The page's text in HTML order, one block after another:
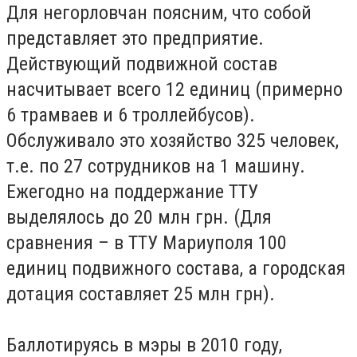
Для негорловчан поясним, что собой
представляет это предприятие.
Действующий подвижной состав
насчитывает всего 12 единиц (примерно
6 трамваев и 6 троллейбусов).
Обслуживало это хозяйство 325 человек,
т.е. по 27 сотрудников на 1 машину.
Ежегодно на поддержание ТТУ
выделялось до 20 млн грн. (Для
сравнения – в ТТУ Мариуполя 100
единиц подвижного состава, а городская
дотация составляет 25 млн грн).
Баллотируясь в мэры в 2010 году,